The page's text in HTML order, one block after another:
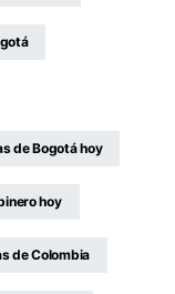
de Bogotá hoy
hoy
de Colombia